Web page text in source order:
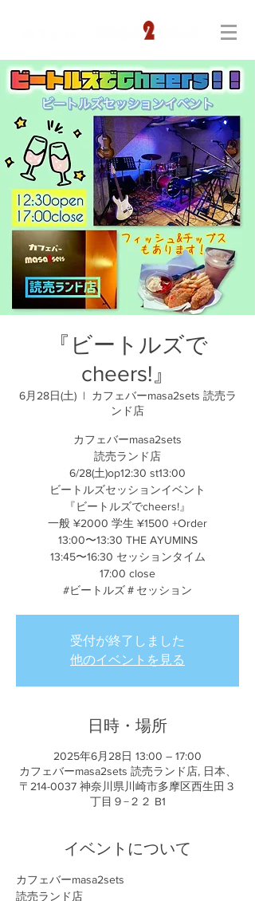
『ビートルズで
cheers!』
6月28日(土)
  |
カフェバーmasa2sets 読売ラ
ンド店
カフェバーmasa2sets
読売ランド店
6/28(土)op12:30 st13:00
ビートルズセッションイベント
『ビートルズでcheers!』
一般 ¥2000 学生 ¥1500 +Order
13:00〜13:30 THE AYUMINS
13:45〜16:30 セッションタイム
17:00 close
#ビートルズ＃セッション
受付が終了しました
他のイベントを見る
日時・場所
2025年6月28日 13:00 – 17:00
カフェバーmasa2sets 読売ランド店, 日本、
〒214-0037 神奈川県川崎市多摩区西生田３
丁目９−２２ B1
イベントについて
カフェバーmasa2sets
読売ランド店